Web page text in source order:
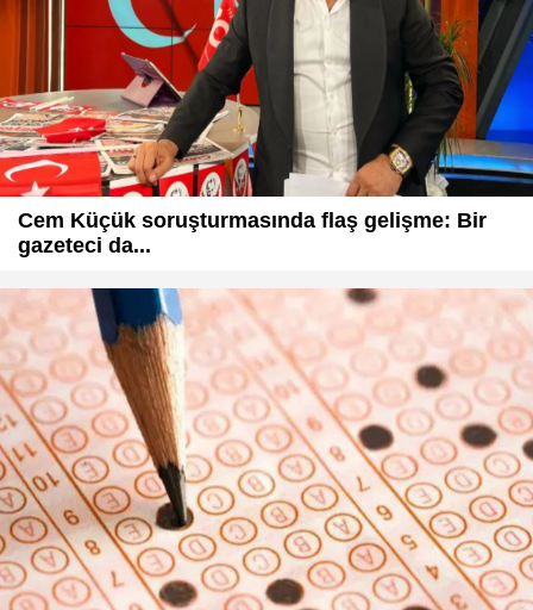
Cem Küçük soruşturmasında flaş gelişme: Bir
gazeteci da...